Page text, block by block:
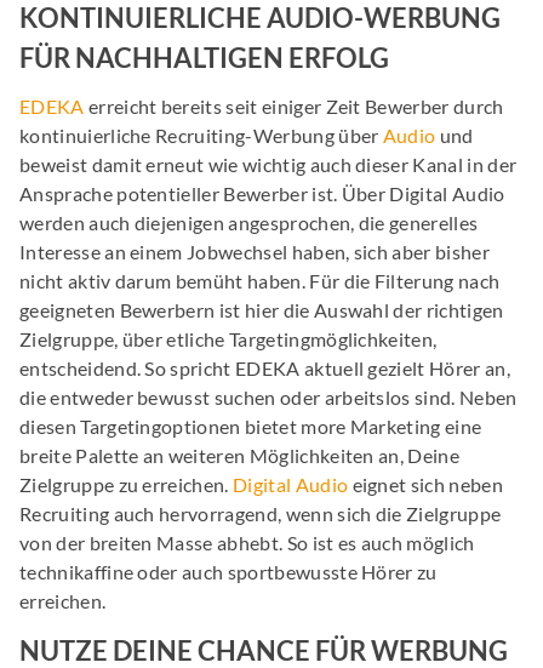
KONTINUIERLICHE AUDIO-WERBUNG
FÜR NACHHALTIGEN ERFOLG
EDEKA erreicht bereits seit einiger Zeit Bewerber durch
kontinuierliche Recruiting-Werbung über Audio und
beweist damit erneut wie wichtig auch dieser Kanal in der
Ansprache potentieller Bewerber ist. Über Digital Audio
werden auch diejenigen angesprochen, die generelles
Interesse an einem Jobwechsel haben, sich aber bisher
nicht aktiv darum bemüht haben. Für die Filterung nach
geeigneten Bewerbern ist hier die Auswahl der richtigen
Zielgruppe, über etliche Targetingmöglichkeiten,
entscheidend. So spricht EDEKA aktuell gezielt Hörer an,
die entweder bewusst suchen oder arbeitslos sind. Neben
diesen Targetingoptionen bietet more Marketing eine
breite Palette an weiteren Möglichkeiten an, Deine
Zielgruppe zu erreichen. Digital Audio eignet sich neben
Recruiting auch hervorragend, wenn sich die Zielgruppe
von der breiten Masse abhebt. So ist es auch möglich
technikaffine oder auch sportbewusste Hörer zu
erreichen.
NUTZE DEINE CHANCE FÜR WERBUNG